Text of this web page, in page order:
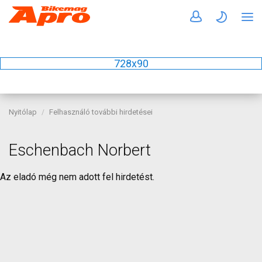
728x90
Nyitólap Felhasználó további hirdetései
Eschenbach Norbert
Az eladó még nem adott fel hirdetést.